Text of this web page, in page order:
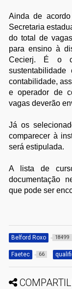
Ainda de
Secretaria
do total de
para ensino à
Cecierj. É o
contabilidade,
e operador de
vagas deverão
Já os
comparecer à
será estipulada.
A lista de
documentação
que pode ser
Belford Roxo 18499
Faetec 66